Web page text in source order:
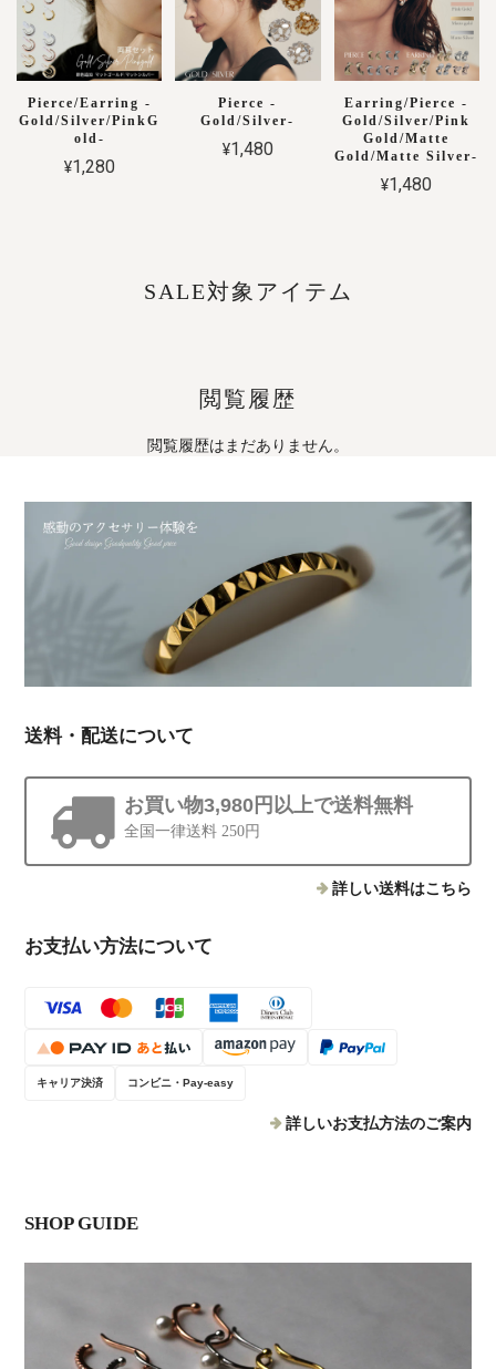
Pierce/Earring -
Gold/Silver/PinkG
old-
¥1,280
Pierce -
Gold/Silver-
¥1,480
Earring/Pierce -
Gold/Silver/Pink
Gold/Matte
Gold/Matte Silver-
¥1,480
SALE対象アイテム
閲覧履歴
閲覧履歴はまだありません。
送料・配送について
お買い物3,980円以上で送料無料
全国一律送料 250円
詳しい送料はこちら
お支払い方法について
キャリア決済 コンビニ・Pay-easy
詳しいお支払方法のご案内
SHOP GUIDE